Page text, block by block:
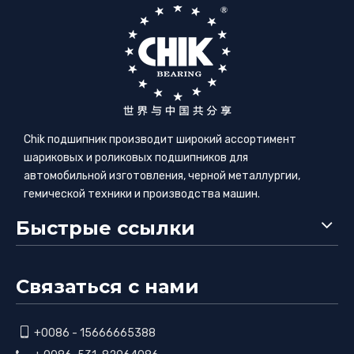
Chik подшипник производит широкий ассортимент
шариковых и роликовых подшипников для
автомобильной изготовления, черной металлургии,
гемической техники и производства машин.
Быстрые ссылки
Связаться с нами
+0086 - 15666665388